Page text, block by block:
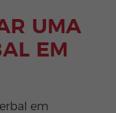
UMA
EM
em